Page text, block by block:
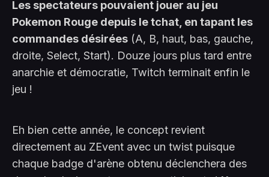
Les spectateurs pouvaient jouer au jeu
Pokemon Rouge depuis le tchat, en tapant les
commandes désirées (A, B, haut, bas, gauche,
droite, Select, Start). Douze jours plus tard entre
anarchie et démocratie, Twitch terminait enfin le
jeu !
Eh bien cette année, le concept revient
directement au ZEvent avec un twist puisque
chaque badge d'arène obtenu déclenchera des